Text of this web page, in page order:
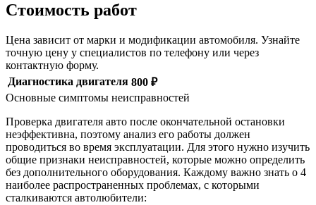
Стоимость работ
Цена зависит от марки и модификации автомобиля. Узнайте
точную цену у специалистов по телефону или через
контактную форму.
Диагностика двигателя 800 ₽
Основные симптомы неисправностей
Проверка двигателя авто после окончательной остановки
неэффективна, поэтому анализ его работы должен
проводиться во время эксплуатации. Для этого нужно изучить
общие признаки неисправностей, которые можно определить
без дополнительного оборудования. Каждому важно знать о 4
наиболее распространенных проблемах, с которыми
сталкиваются автолюбители: